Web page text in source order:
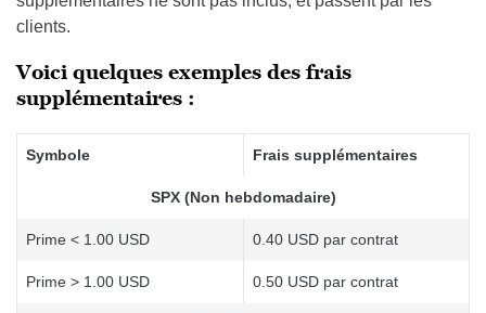
clients.
Voici quelques exemples des frais
supplémentaires :
Symbole Frais supplémentaires
SPX (Non hebdomadaire)
Prime < 1.00 USD 0.40 USD par contrat
Prime > 1.00 USD 0.50 USD par contrat